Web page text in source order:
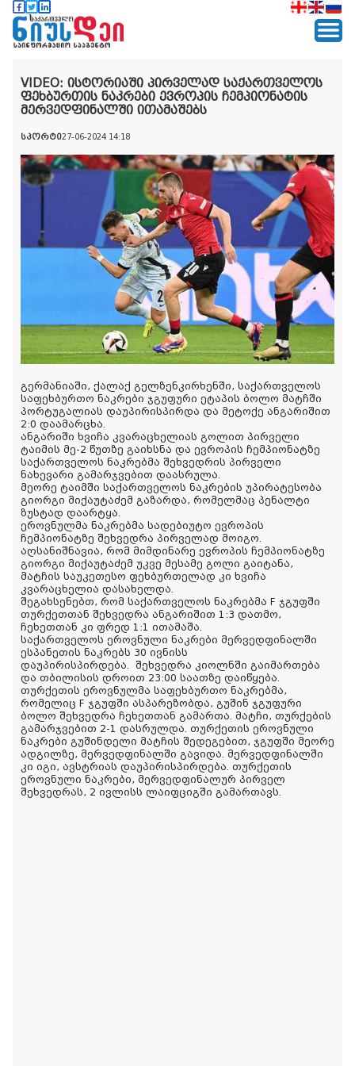
VIDEO: ისტორიაში პირველად საქართველოს
ფეხბურთის ნაკრები ევროპის ჩემპიონატის
მერვედფინალში ითამაშებს
სპორტი27-06-2024 14:18
გერმანიაში, ქალაქ გელზენკირხენში, საქართველოს
საფეხბურთო ნაკრები ჯგუფური ეტაპის ბოლო მატჩში
პორტუგალიას დაუპირისპირდა და მეტოქე ანგარიშით
2:0 დაამარცხა.
ანგარიში ხვიჩა კვარაცხელიას გოლით პირველი
ტაიმის მე-2 წუთზე გაიხსნა და ევროპის ჩემპიონატზე
საქართველოს ნაკრებმა შეხვედრის პირველი
ნახევარი გამარჯვებით დაასრულა.
მეორე ტაიმში საქართველოს ნაკრების უპირატესობა
გიორგი მიქაუტაძემ გაზარდა, რომელმაც პენალტი
ზუსტად დაარტყა.
ეროვნულმა ნაკრებმა სადებიუტო ევროპის
ჩემპიონატზე შეხვედრა პირველად მოიგო.
აღსანიშნავია, რომ მიმდინარე ევროპის ჩემპიონატზე
გიორგი მიქაუტაძემ უკვე მესამე გოლი გაიტანა,
მატჩის საუკეთესო ფეხბურთელად კი ხვიჩა
კვარაცხელია დასახელდა.
შეგახსენებთ, რომ საქართველოს ნაკრებმა F ჯგუფში
თურქეთთან შეხვედრა ანგარიშით 1:3 დათმო,
ჩეხეთთან კი ფრედ 1:1 ითამაშა.
საქართველოს ეროვნული ნაკრები მერვედფინალში
ესპანეთის ნაკრებს 30 ივნისს
დაუპირისპირდება. შეხვედრა კიოლნში გაიმართება
და თბილისის დროით 23:00 საათზე დაიწყება.
თურქეთის ეროვნულმა საფეხბურთო ნაკრებმა,
რომელიც F ჯგუფში ასპარეზობდა, გუშინ ჯგუფური
ბოლო შეხვედრა ჩეხეთთან გამართა. მატჩი, თურქების
გამარჯვებით 2-1 დასრულდა. თურქეთის ეროვნული
ნაკრები გუშინდელი მატჩის შედეგებით, ჯგუფში მეორე
ადგილზე, მერვედფინალში გავიდა. მერვედფინალში
კი იგი, ავსტრიას დაუპირისპირდება. თურქეთის
ეროვნული ნაკრები, მერვედფინალურ პირველ
შეხვედრას, 2 ივლისს ლაიფციგში გამართავს.